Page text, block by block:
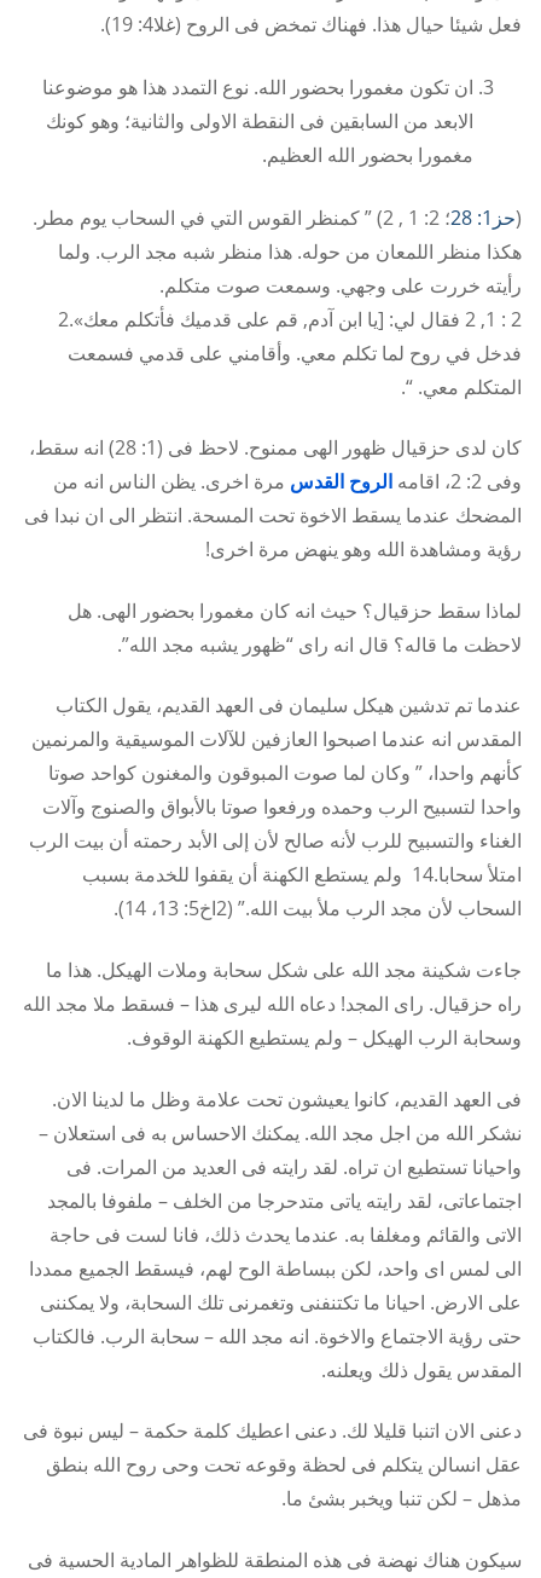
فعل شيئا حيال هذا. فهناك تمخض فى الروح (غلا4: 19).
ان تكون مغمورا بحضور الله. نوع التمدد هذا هو موضوعنا
الابعد من السابقين فى النقطة الاولى والثانية؛ وهو كونك
مغمورا بحضور الله العظيم.
(حز1: 28
؛ 2: 1 , 2) ” كمنظر القوس التي في السحاب يوم مطر.
هكذا منظر اللمعان من حوله. هذا منظر شبه مجد الرب. ولما
رأيته خررت على وجهي. وسمعت صوت متكلم.
فدخل في روح لما تكلم معي. وأقامني على قدمي فسمعت
المتكلم معي. “.
كان لدى حزقيال ظهور الهى ممنوح. لاحظ فى (1: 28) انه سقط،
وفى 2: 2، اقامه
الروح القدس مرة اخرى. يظن الناس انه من
المضحك عندما يسقط الاخوة تحت المسحة. انتظر الى ان نبدا فى
رؤية ومشاهدة الله وهو ينهض مرة اخرى!
لماذا سقط حزقيال؟ حيث انه كان مغمورا بحضور الهى. هل
لاحظت ما قاله؟ قال انه راى “ظهور يشبه مجد الله”.
عندما تم تدشين هيكل سليمان فى العهد القديم، يقول الكتاب
المقدس انه عندما اصبحوا العازفين للآلات الموسيقية والمرنمين
كأنهم واحدا، ” وكان لما صوت المبوقون والمغنون كواحد صوتا
واحدا لتسبيح الرب وحمده ورفعوا صوتا بالأبواق والصنوج وآلات
الغناء والتسبيح للرب لأنه صالح لأن إلى الأبد رحمته أن بيت الرب
امتلأ سحابا.14 ولم يستطع الكهنة أن يقفوا للخدمة بسبب
السحاب لأن مجد الرب ملأ بيت الله.” (2اخ5: 13، 14).
جاءت شكينة مجد الله على شكل سحابة وملات الهيكل. هذا ما
راه حزقيال. راى المجد! دعاه الله ليرى هذا – فسقط ملا مجد الله
وسحابة الرب الهيكل – ولم يستطيع الكهنة الوقوف.
فى العهد القديم، كانوا يعيشون تحت علامة وظل ما لدينا الان.
نشكر الله من اجل مجد الله. يمكنك الاحساس به فى استعلان –
واحيانا تستطيع ان تراه. لقد رايته فى العديد من المرات. فى
اجتماعاتى، لقد رايته ياتى متدحرجا من الخلف – ملفوفا بالمجد
الاتى والقائم ومغلفا به. عندما يحدث ذلك، فانا لست فى حاجة
الى لمس اى واحد، لكن ببساطة الوح لهم، فيسقط الجميع ممددا
على الارض. احيانا ما تكتنفنى وتغمرنى تلك السحابة، ولا يمكننى
حتى رؤية الاجتماع والاخوة. انه مجد الله – سحابة الرب. فالكتاب
المقدس يقول ذلك ويعلنه.
دعنى الان اتنبا قليلا لك. دعنى اعطيك كلمة حكمة – ليس نبوة فى
عقل انسالن يتكلم فى لحظة وقوعه تحت وحى روح الله بنطق
مذهل – لكن تنبا ويخبر بشئ ما.
سيكون هناك نهضة فى هذه المنطقة للظواهر المادية الحسية فى